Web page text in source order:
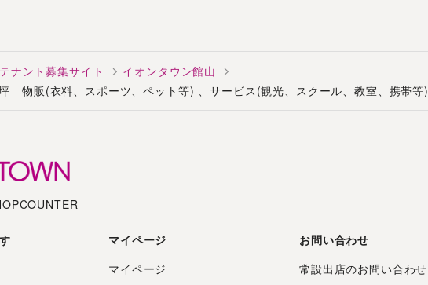
ナント募集サイト
イオンタウン館山
物販(衣料、スポーツ、ペット等) 、サービス(観光、スクール、教室、携帯等)
マイページ
マイページ
お問い合わせ
常設出店のお問い合わせ